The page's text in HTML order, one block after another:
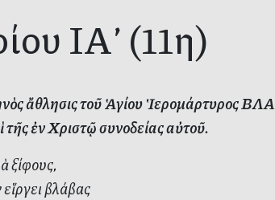
ΙΑ’ (11η)
ἄθλησις τοῦ Ἁγίου Ἱερομάρτυρος
ἐν Χριστῷ συνοδείας αὐτοῦ.
ξίφους,
βλάβας